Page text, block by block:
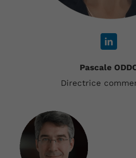
Pascale
Directrice